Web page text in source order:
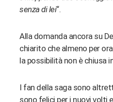
senza di lei“.
Alla domanda ancora su
chiarito che almeno per
la possibilità non è chiusa
I fan della saga sono
sono felici per i nuovi volti